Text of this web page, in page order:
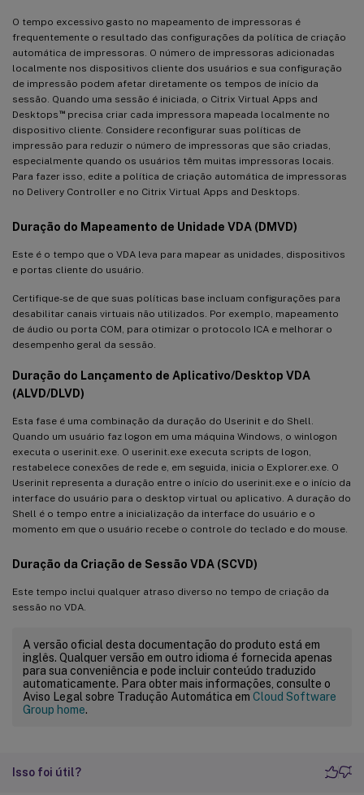
O tempo excessivo gasto no mapeamento de impressoras é
frequentemente o resultado das configurações da política de criação
automática de impressoras. O número de impressoras adicionadas
localmente nos dispositivos cliente dos usuários e sua configuração
de impressão podem afetar diretamente os tempos de início da
sessão. Quando uma sessão é iniciada, o Citrix Virtual Apps and
Desktops ™precisa criar cada impressora mapeada localmente no
dispositivo cliente. Considere reconfigurar suas políticas de
impressão para reduzir o número de impressoras que são criadas,
especialmente quando os usuários têm muitas impressoras locais.
Para fazer isso, edite a política de criação automática de impressoras
no Delivery Controller e no Citrix Virtual Apps and Desktops.
Duração do Mapeamento de Unidade VDA (DMVD)
Este é o tempo que o VDA leva para mapear as unidades, dispositivos
e portas cliente do usuário.
Certifique-se de que suas políticas base incluam configurações para
desabilitar canais virtuais não utilizados. Por exemplo, mapeamento
de áudio ou porta COM, para otimizar o protocolo ICA e melhorar o
desempenho geral da sessão.
Duração do Lançamento de Aplicativo/Desktop VDA
(ALVD/DLVD)
Esta fase é uma combinação da duração do Userinit e do Shell.
Quando um usuário faz logon em uma máquina Windows, o winlogon
executa o userinit.exe. O userinit.exe executa scripts de logon,
restabelece conexões de rede e, em seguida, inicia o Explorer.exe. O
Userinit representa a duração entre o início do userinit.exe e o início da
interface do usuário para o desktop virtual ou aplicativo. A duração do
Shell é o tempo entre a inicialização da interface do usuário e o
momento em que o usuário recebe o controle do teclado e do mouse.
Duração da Criação de Sessão VDA (SCVD)
Este tempo inclui qualquer atraso diverso no tempo de criação da
sessão no VDA.
A versão oficial desta documentação do produto está em
inglês. Qualquer versão em outro idioma é fornecida apenas
para sua conveniência e pode incluir conteúdo traduzido
automaticamente. Para obter mais informações, consulte o
Aviso Legal sobre Tradução Automática em Cloud Software
Group home.
Isso foi útil?